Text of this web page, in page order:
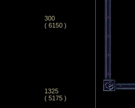
300
( 6150 )
1325
( 5175 )